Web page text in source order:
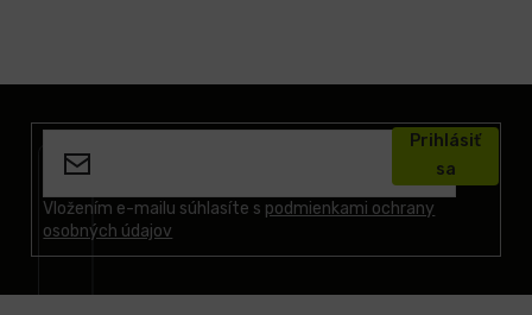
Vložením e-mailu súhlasíte s podmienkami ochrany
osobných údajov
Prihlásiť
sa